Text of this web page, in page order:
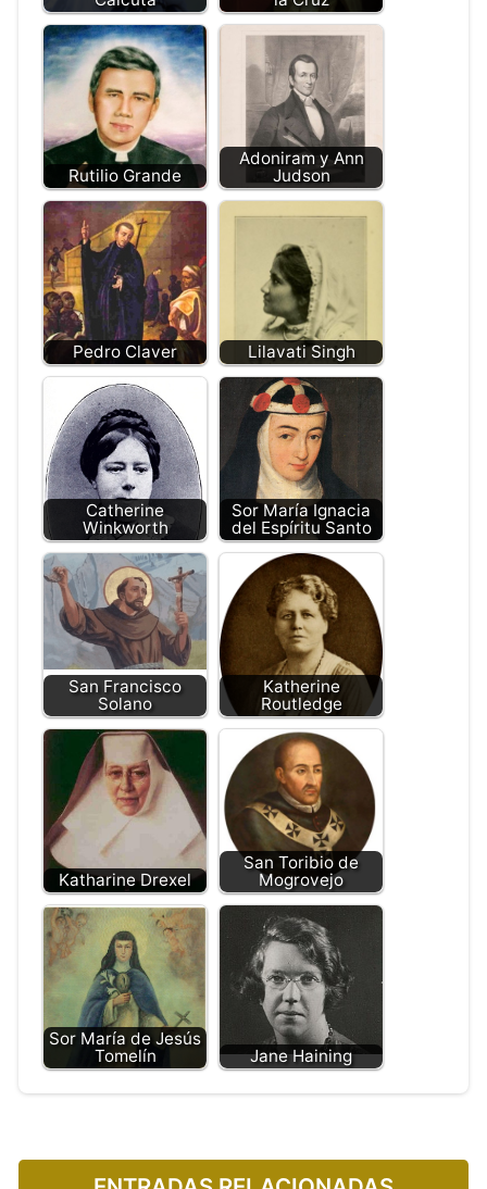
Rutilio Grande
Adoniram y Ann
Judson
Pedro Claver Lilavati Singh
Catherine
Winkworth
Sor María Ignacia
del Espíritu Santo
San Francisco
Solano
Katherine
Routledge
Katharine Drexel
San Toribio de
Mogrovejo
Sor María de Jesús
Tomelín
Jane Haining